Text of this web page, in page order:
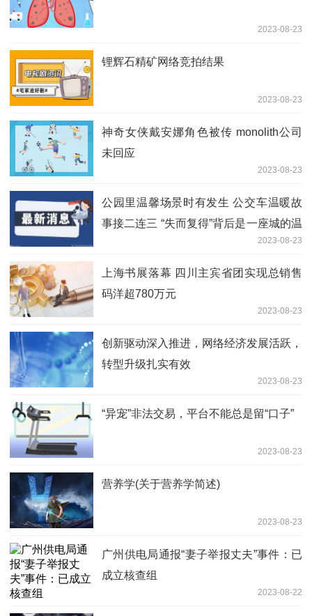
2023-08-23
锂辉石精矿网络竞拍结果
2023-08-23
神奇女侠戴安娜角色被传 monolith公司
未回应
2023-08-23
公园里温馨场景时有发生 公交车温暖故
事接二连三 “失而复得”背后是一座城的温
2023-08-23
上海书展落幕 四川主宾省团实现总销售
码洋超780万元
2023-08-23
创新驱动深入推进，网络经济发展活跃，
转型升级扎实有效
2023-08-23
“异宠”非法交易，平台不能总是留“口子”
2023-08-23
营养学(关于营养学简述)
2023-08-23
广州供电局通报“妻子举报丈夫”事件：已
成立核查组
2023-08-22